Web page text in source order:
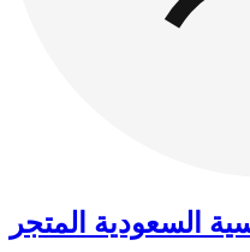
السعودية المتجر